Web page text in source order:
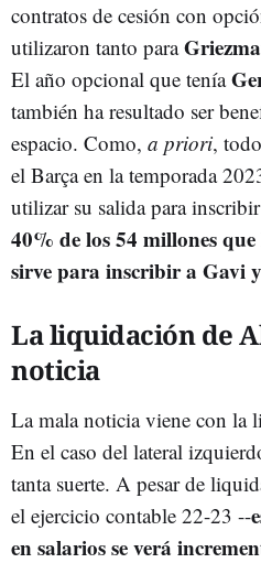
contratos de cesión con
utilizaron tanto para
El año opcional que tenía
también ha resultado ser
espacio. Como, a priori,
el Barça en la temporada
utilizar su salida para
40% de los 54 millones
sirve para inscribir a Gavi
La liquidación de
noticia
La mala noticia viene con la
En el caso del lateral
tanta suerte. A pesar de
el ejercicio contable 22-23 --
en salarios se verá